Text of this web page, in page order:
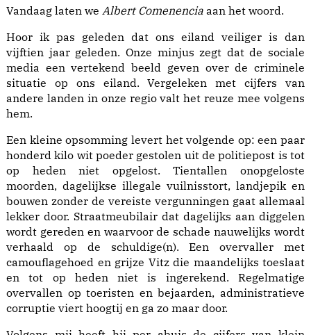
Vandaag laten we Albert Comenencia aan het woord.
Hoor ik pas geleden dat ons eiland veiliger is dan
vijftien jaar geleden. Onze minjus zegt dat de sociale
media een vertekend beeld geven over de criminele
situatie op ons eiland. Vergeleken met cijfers van
andere landen in onze regio valt het reuze mee volgens
hem.
Een kleine opsomming levert het volgende op: een paar
honderd kilo wit poeder gestolen uit de politiepost is tot
op heden niet opgelost. Tientallen onopgeloste
moorden, dagelijkse illegale vuilnisstort, landjepik en
bouwen zonder de vereiste vergunningen gaat allemaal
lekker door. Straatmeubilair dat dagelijks aan diggelen
wordt gereden en waarvoor de schade nauwelijks wordt
verhaald op de schuldige(n). Een overvaller met
camouflagehoed en grijze Vitz die maandelijks toeslaat
en tot op heden niet is ingerekend. Regelmatige
overvallen op toeristen en bejaarden, administratieve
corruptie viert hoogtij en ga zo maar door.